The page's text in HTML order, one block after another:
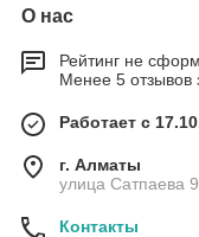
О нас
Рейтинг не
Менее 5 отзывов
Работает с
г. Алматы
улица Сатпаева
Контакты